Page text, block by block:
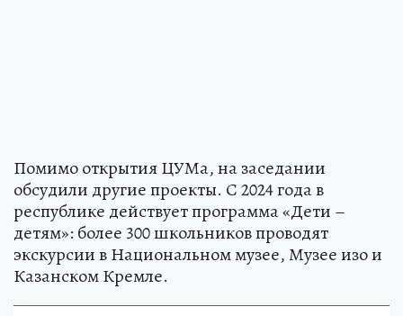
Помимо открытия ЦУМа, на заседании
обсудили другие проекты. С 2024 года в
республике действует программа «Дети –
детям»: более 300 школьников проводят
экскурсии в Национальном музее, Музее изо и
Казанском Кремле.